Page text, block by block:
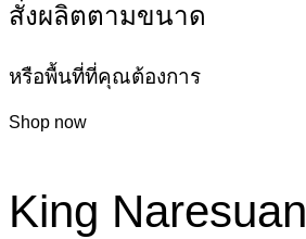
สั่งผลิตตามขนาด
หรือพื้นที่ที่คุณต้องการ
Shop now
King Naresuan